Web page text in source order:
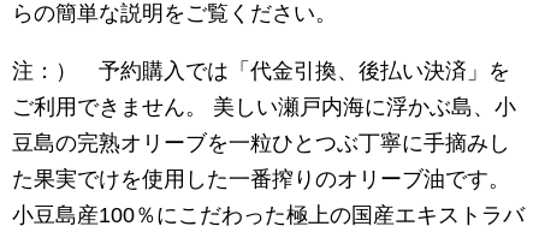
らの簡単な説明をご覧ください。
注：） 予約購入では「代金引換、後払い決済」を
ご利用できません。 美しい瀬戸内海に浮かぶ島、小
豆島の完熟オリーブを一粒ひとつぶ丁寧に手摘みし
た果実でけを使用した一番搾りのオリーブ油です。
小豆島産100％にこだわった極上の国産エキストラバ